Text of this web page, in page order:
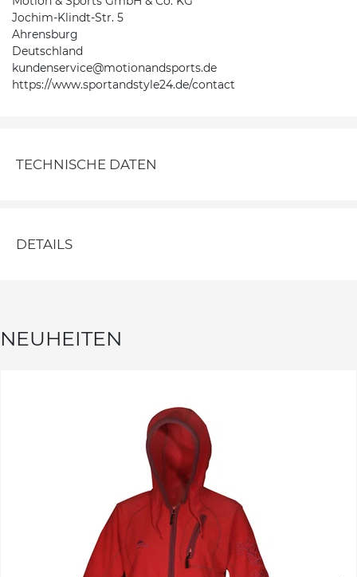
Jochim-Klindt-Str. 5
Ahrensburg
Deutschland
kundenservice@motionandsports.de
https://www.sportandstyle24.de/contact
TECHNISCHE DATEN
DETAILS
NEUHEITEN